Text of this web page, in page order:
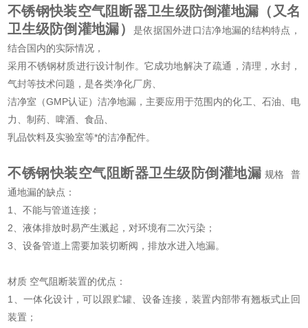
不锈钢快装空气阻断器卫生级防倒灌地漏 （又名
卫生级防倒灌地漏）
是依据国外进口洁净地漏的结构特点，
结合国内的实际情况，
采用不锈钢材质进行设计制作。它成功地解决了疏通，清理，水封，
气封等技术问题，是各类净化厂房、
洁净室（GMP认证）洁净地漏，主要应用于范围内的化工、石油、电
力、制药、啤酒、食品、
乳品饮料及实验室等*的洁净配件。
不锈钢快装空气阻断器卫生级防倒灌地漏 规格 普
通地漏的缺点：
1、不能与管道连接；
2、液体排放时易产生溅起，对环境有二次污染；
3、设备管道上需要加装切断阀，排放水进入地漏。
材质 空气阻断装置的优点：
1、一体化设计，可以跟贮罐、设备连接，装置内部带有翘板式止回
装置；